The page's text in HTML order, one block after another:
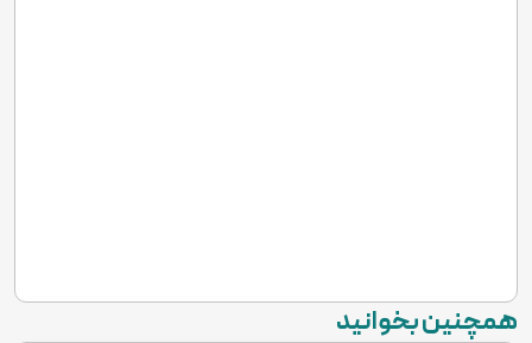
همچنین بخوانید